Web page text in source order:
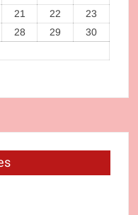
21 22
23
28 29
30